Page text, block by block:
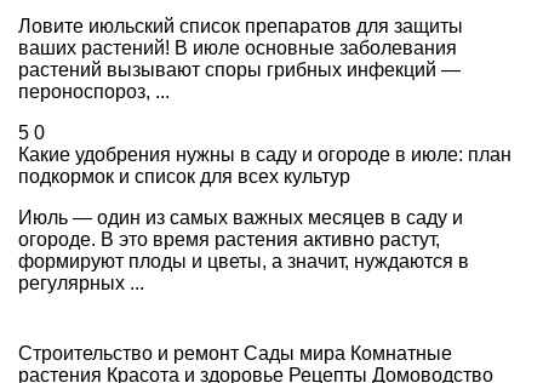
Ловите июльский список препаратов для защиты
ваших растений! В июле основные заболевания
растений вызывают споры грибных инфекций —
пероноспороз, ...
5 0
Какие удобрения нужны в саду и огороде в июле: план
подкормок и список для всех культур
Июль — один из самых важных месяцев в саду и
огороде. В это время растения активно растут,
формируют плоды и цветы, а значит, нуждаются в
регулярных ...
Строительство и ремонт Сады мира Комнатные
растения Красота и здоровье Рецепты Домоводство